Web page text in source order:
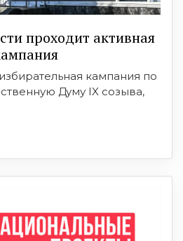
проходит активная
кампания по
Думу IX созыва,